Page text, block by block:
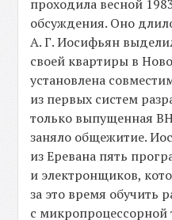
проходила весной
обсуждения. Оно
А. Г. Иосифьян
своей квартиры в
установлена
из первых систем
только выпущенная
заняло общежитие.
из Еревана пять
и электронщиков,
за это время обучить
с микропроцессорной